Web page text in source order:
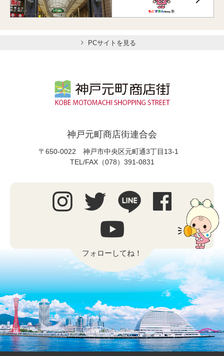
PCサイトを見る
神戸元町商店街連合会
〒650-0022 神戸市中央区元町通3丁目13-1
TEL/FAX（078）391-0831
フォローしてね！